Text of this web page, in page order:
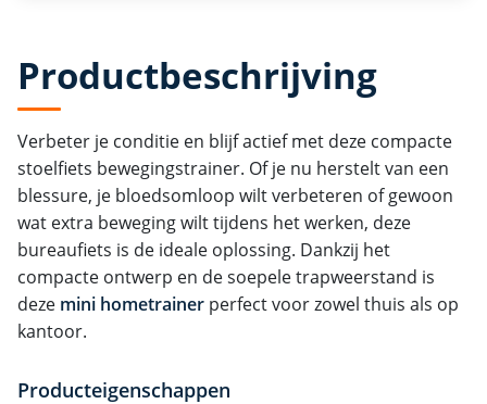
Productbeschrijving
Verbeter je conditie en blijf actief met deze compacte
stoelfiets bewegingstrainer. Of je nu herstelt van een
blessure, je bloedsomloop wilt verbeteren of gewoon
wat extra beweging wilt tijdens het werken, deze
bureaufiets is de ideale oplossing. Dankzij het
compacte ontwerp en de soepele trapweerstand is
deze mini hometrainer perfect voor zowel thuis als op
kantoor.
Producteigenschappen